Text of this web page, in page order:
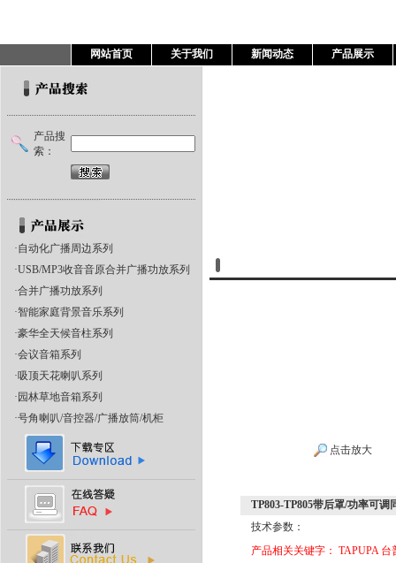
网站首页 关于我们 新闻动态 产品展示
产品搜
索：
·自动化广播周边系列
·USB/MP3收音音原合并广播功放系列
·合并广播功放系列
·智能家庭背景音乐系列
·豪华全天候音柱系列
·会议音箱系列
·吸顶天花喇叭系列
· 园林草地音箱系列
·号角喇叭/音控器/广播放筒/机柜
点击放大
TP803-TP805带后罩/功率可调
技术参数：
产品相关关键字： TAPUPA